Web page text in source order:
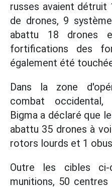
russes avaient
de drones, 9
abattu 18 drones
fortifications des
également été
Dans la zone
combat
Bigma a déclaré que
abattu 35 drones à
rotors lourds et 1
Outre les cibles
munitions, 50